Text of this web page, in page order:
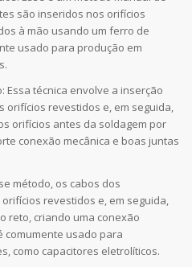
são inseridos nos orifícios
à mão usando um ferro de
usado para produção em
Essa técnica envolve a inserção
orifícios revestidos e, em seguida,
orifícios antes da soldagem por
conexão mecânica e boas juntas
método, os cabos dos
revestidos e, em seguida,
reto, criando uma conexão
comumente usado para
como capacitores eletrolíticos.